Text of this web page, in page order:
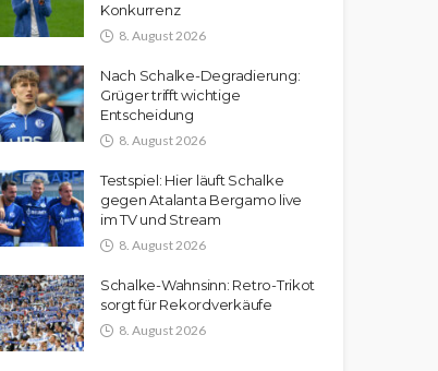
Konkurrenz
8. August 2026
Nach Schalke-Degradierung:
Grüger trifft wichtige
Entscheidung
8. August 2026
Testspiel: Hier läuft Schalke
gegen Atalanta Bergamo live
im TV und Stream
8. August 2026
Schalke-Wahnsinn: Retro-Trikot
sorgt für Rekordverkäufe
8. August 2026